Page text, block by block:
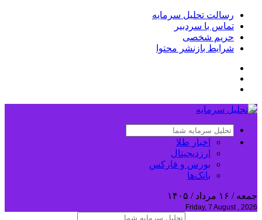
رسالت تحلیل سرمایه
تماس با سردبیر
حریم شخصی
شرایط بازنشر محتوا
اخبار طلا
ارزدیجیتال
بورس و فارکس
بانک‌ها
جمعه / ۱۶ مرداد / ۱۴۰۵
Friday, 7 August , 2026